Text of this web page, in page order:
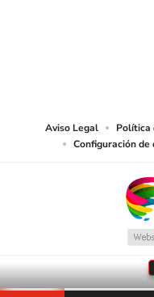
Aviso Legal Política
Configuración de